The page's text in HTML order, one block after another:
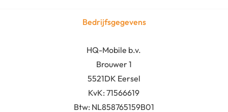
Bedrijfsgegevens
HQ-Mobile b.v.
Brouwer 1
5521DK Eersel
KvK:71566619
Btw: NL858765159B01